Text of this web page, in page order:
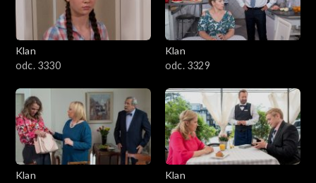
Klan
odc. 3330
Klan
odc. 3329
Klan
Klan